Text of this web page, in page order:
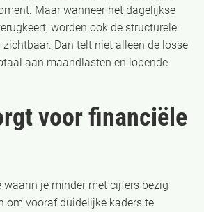
Maar wanneer het dagelijkse
worden ook de structurele
Dan telt niet alleen de losse
aan maandlasten en lopende
voor financiële
waarin je minder met cijfers bezig
om vooraf duidelijke kaders te